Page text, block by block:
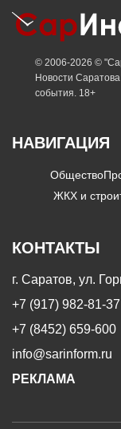
© 2006-2026 ©
Новости
события. 18+
НАВИГАЦИЯ
Общество
ЖКХ и
КОНТАКТЫ
г. Саратов, ул.
+7 (917) 982-81-37
+7 (8452) 659-600
info@sarinform.ru
РЕКЛАМА